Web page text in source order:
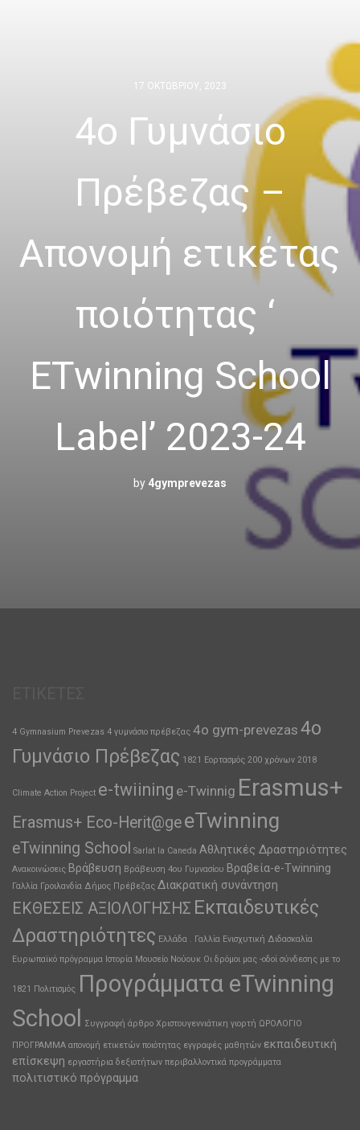
17 ΟΚΤΩΒΡΊΟΥ, 2023
4ο Γυμνάσιο
Πρέβεζας –
Απονομή ετικέτας
ποιότητας ‘
ETwinning School
Label’ 2023-24
by 4gymprevezas
4 Gymnasium Prevezas 4 γυμνάσιο πρέβεζας 4o gym-prevezas 4ο
Γυμνάσιο Πρέβεζας 1821 Εορτασμός 200 χρόνων 2018
Climate Action Project e-twiining e-Twinnig Erasmus+
Erasmus+ Eco-Herit@geeTwinning
eTwinning School Sarlat la Caneda Αθλητικές Δραστηριότητες
Ανακοινώσεις Βράβευση Βράβευση 4ου Γυμνασίου Βραβεία-e-Twinning
Γαλλία Γροιλανδία Δήμος Πρέβεζας Διακρατική συνάντηση
ΕΚΘΕΣΕΙΣ ΑΞΙΟΛΟΓΗΣΗΣ Εκπαιδευτικές
Δραστηριότητες Ελλάδα . Γαλλία Ενισχυτική Διδασκαλία
Ευρωπαϊκό πρόγραμμα Ιστορία Μουσείο Νούουκ Οι δρόμοι μας -οδοί σύνδεσης με το
1821 Πολιτισμός Προγράμματα eTwinning
School
Συγγραφή άρθρο Χριστουγεννιάτικη γιορτή ΩΡΟΛΟΓΙΟ
ΠΡΟΓΡΑΜΜΑ απονομή ετικετών ποιότητας εγγραφές μαθητών εκπαιδευτική
επίσκεψη εργαστήρια δεξιοτήτων περιβαλλοντικά προγράμματα
πολιτιστικό πρόγραμμα